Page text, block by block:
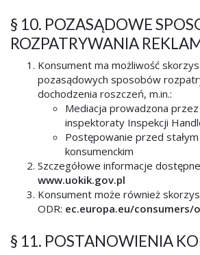
§ 10. POZASĄDOWE
ROZPATRYWANIA
Konsument ma możliwość
pozasądowych sposobów
dochodzenia roszczeń, m.in.:
Mediacja prowadzona
inspektoraty Inspekcji
Postępowanie przed
konsumenckim
Szczegółowe informacje
www.uokik.gov.pl
Konsument może również
ODR: ec.europa.eu/consumers/
§ 11. POSTANOWIENIA